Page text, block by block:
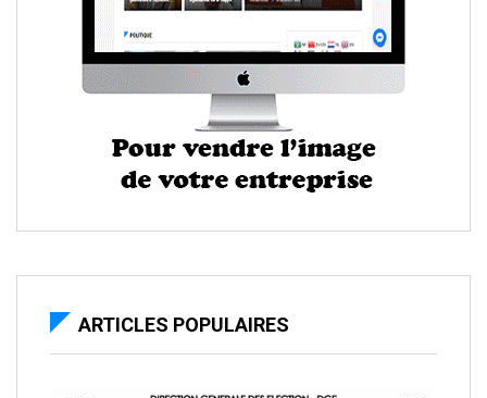
ARTICLES POPULAIRES